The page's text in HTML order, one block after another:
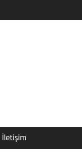
İletişim